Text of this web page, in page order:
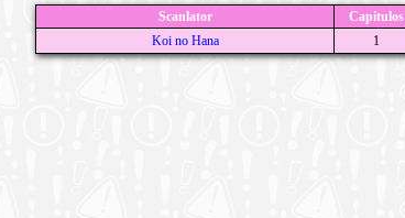
Scanlator
Capítulos
Koi no Hana
1